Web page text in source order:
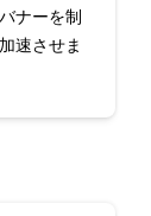
ナーを制
速させま